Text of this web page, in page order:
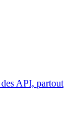
API, partout